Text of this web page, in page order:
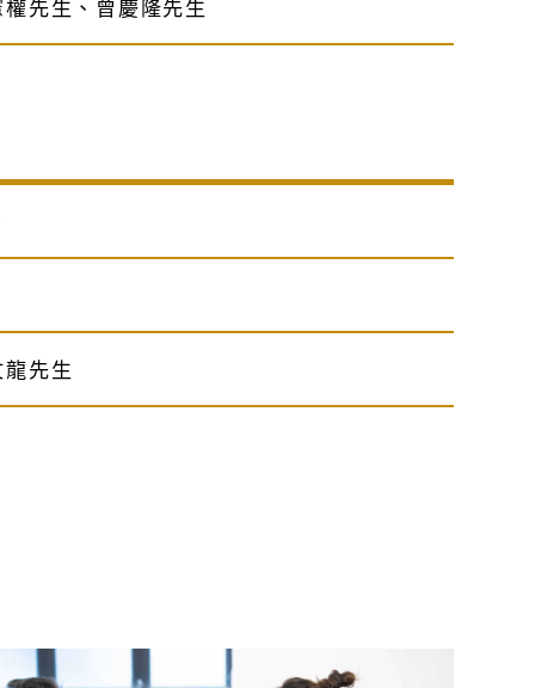
先生、曾慶隆先生
先生